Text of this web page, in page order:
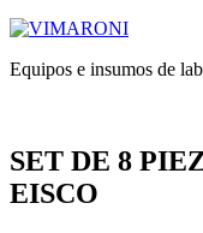
Equipos e insumos de
SET DE 8
EISCO